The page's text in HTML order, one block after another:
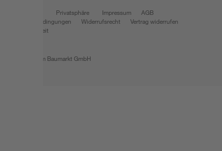
Privatsphäre Impressum
AGB
Nutzungsbedingungen
Widerrufsrecht
Vertrag widerrufen
Barrierefreiheit
© 2026 toom Baumarkt GmbH